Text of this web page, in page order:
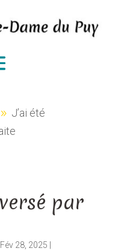
9 J’ai été
par
Fév 28, 2025